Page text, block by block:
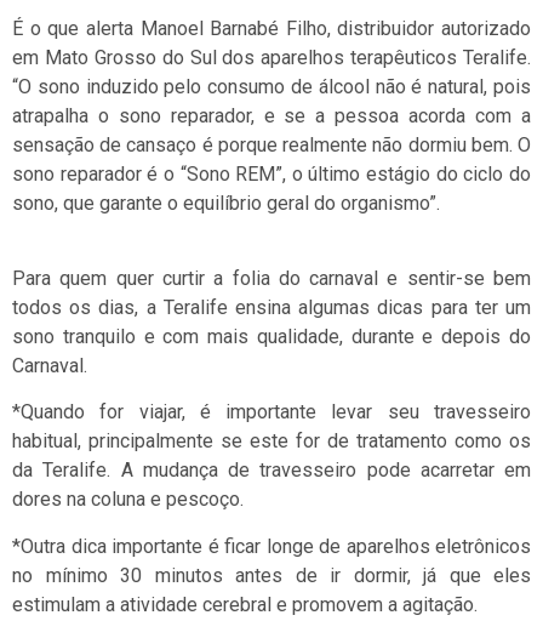
É o que alerta Manoel Barnabé Filho, distribuidor autorizado
em Mato Grosso do Sul dos aparelhos terapêuticos Teralife.
“O sono induzido pelo consumo de álcool não é natural, pois
atrapalha o sono reparador, e se a pessoa acorda com a
sensação de cansaço é porque realmente não dormiu bem. O
sono reparador é o “Sono REM”, o último estágio do ciclo do
sono, que garante o equilíbrio geral do organismo”.
Para quem quer curtir a folia do carnaval e sentir-se bem
todos os dias, a Teralife ensina algumas dicas para ter um
sono tranquilo e com mais qualidade, durante e depois do
Carnaval.
*Quando for viajar, é importante levar seu travesseiro
habitual, principalmente se este for de tratamento como os
da Teralife. A mudança de travesseiro pode acarretar em
dores na coluna e pescoço.
*Outra dica importante é ficar longe de aparelhos eletrônicos
no mínimo 30 minutos antes de ir dormir, já que eles
estimulam a atividade cerebral e promovem a agitação.